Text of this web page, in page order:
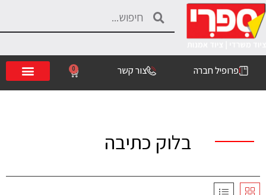
פרופיל חברה צור קשר 0
בלוק כתיבה